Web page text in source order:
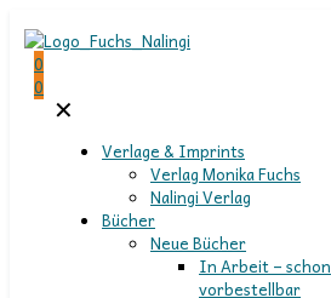
0
0
✕
Verlage & Imprints
Verlag Monika Fuchs
Nalingi Verlag
Bücher
Neue Bücher
In Arbeit – schon
vorbestellbar